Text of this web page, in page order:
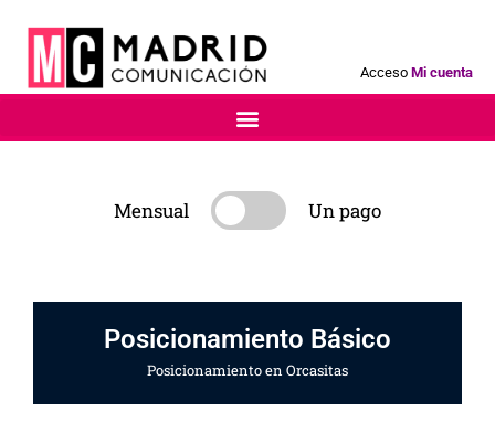
Acceso Mi cuenta
Mensual Un pago
Posicionamiento Básico
Posicionamiento en Orcasitas